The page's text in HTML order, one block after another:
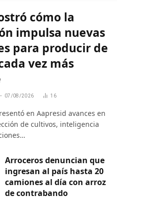
cómo la
impulsa nuevas
para producir de
vez más
07/08/2026 16
en Aapresid avances en
de cultivos, inteligencia
Arroceros denuncian que
ingresan al país hasta 20
camiones al día con arroz
de contrabando